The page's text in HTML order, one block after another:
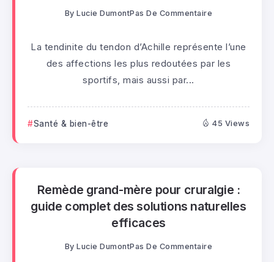
By Lucie DumontPas De Commentaire
La tendinite du tendon d’Achille représente l’une
des affections les plus redoutées par les
sportifs, mais aussi par...
Santé & bien-être 45 Views
Remède grand-mère pour cruralgie :
guide complet des solutions naturelles
efficaces
By Lucie DumontPas De Commentaire